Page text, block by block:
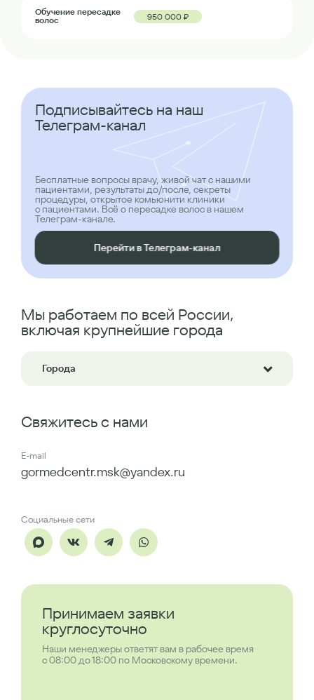
Обучение пересадке
волос
950 000 ₽
Подписывайтесь на наш
Телеграм-канал
Бесплатные вопросы врачу, живой чат с нашими
пациентами, результаты до/после, секреты
процедуры, открытое комьюнити клиники
с пациентами. Всё о пересадке волос в нашем
Телеграм-канале.
Перейти в Телеграм-канал
Мы работаем по всей России,
включая крупнейшие города
Города
Свяжитесь с нами
E-mail
gormedcentr.msk@yandex.ru
Социальные сети
Принимаем заявки
круглосуточно
Наши менеджеры ответят вам в рабочее время
с 08:00 до 18:00 по Московскому времени.